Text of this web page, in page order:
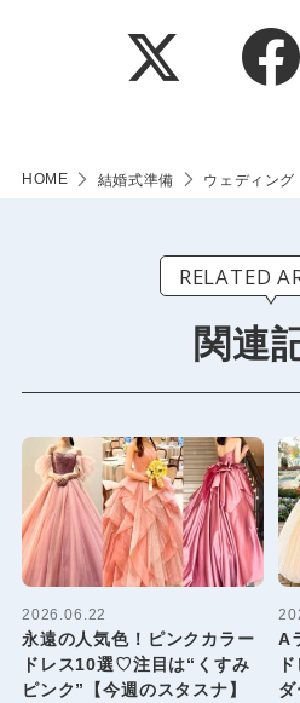
HOME 結婚式準備 ウェディング
RELATED
関連
2026.06.22
永遠の人気色！ピンクカラー
ドレス10選♡注目は“くすみ
ピンク”【今週のスタスナ】
A